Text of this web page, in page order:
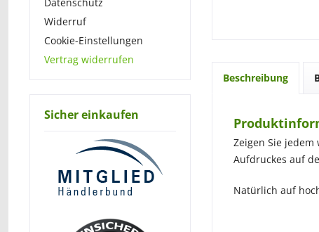
Widerruf
Cookie-Einstellungen
Vertrag widerrufen
Sicher einkaufen
Beschreibung
Zeigen Sie
Aufdruckes auf
Natürlich auf